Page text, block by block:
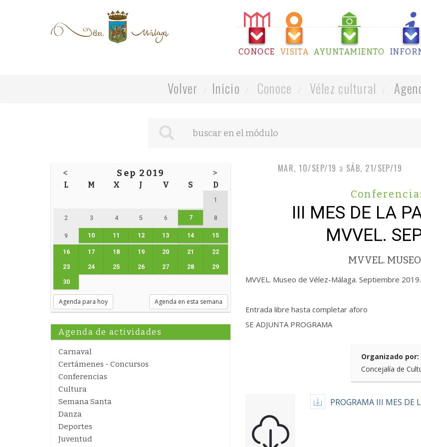
CONOCE VISITA AYUNTAMIENTO
Volver Inicio Conoce Vélez cultural
< Sep 2019 >
L M X J V S D
1
2 3 4 5 6 7 8
9 10 11 12 13 14 15
16 17 18 19 20 21 22
23 24 25 26 27 28 29
30
Agenda para hoy Agenda en esta semana
Agenda de actividades
Carnaval
Certámenes - Concursos
Conferencias
Cultura
Semana Santa
Danza
Deportes
Juventud
MAR, 10/SEP/19 a SÁB, 21/SEP/19
III MES DE LA
MVVEL.
MVVEL.
MVVEL. Museo de Vélez-Málaga. Septiembre
Entrada libre hasta completar aforo
SE ADJUNTA PROGRAMA
Organizado por:
Concejalía de
PROGRAMA III MES DE